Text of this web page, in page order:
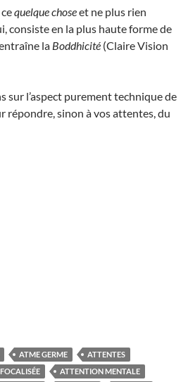
quelque choseet ne plus rien
consiste en la plus haute forme de
la Boddhicité (Claire Vision
sur l’aspect purement technique de
répondre, sinon à vos attentes, du
ATME GERME
ATTENTES
ATTENTION MENTALE